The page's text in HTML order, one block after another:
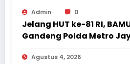
Admin 0
Jelang HUT ke-81 RI,
Gandeng Polda Metro
Jakarta Tetap Aman
Agustus 4, 2026